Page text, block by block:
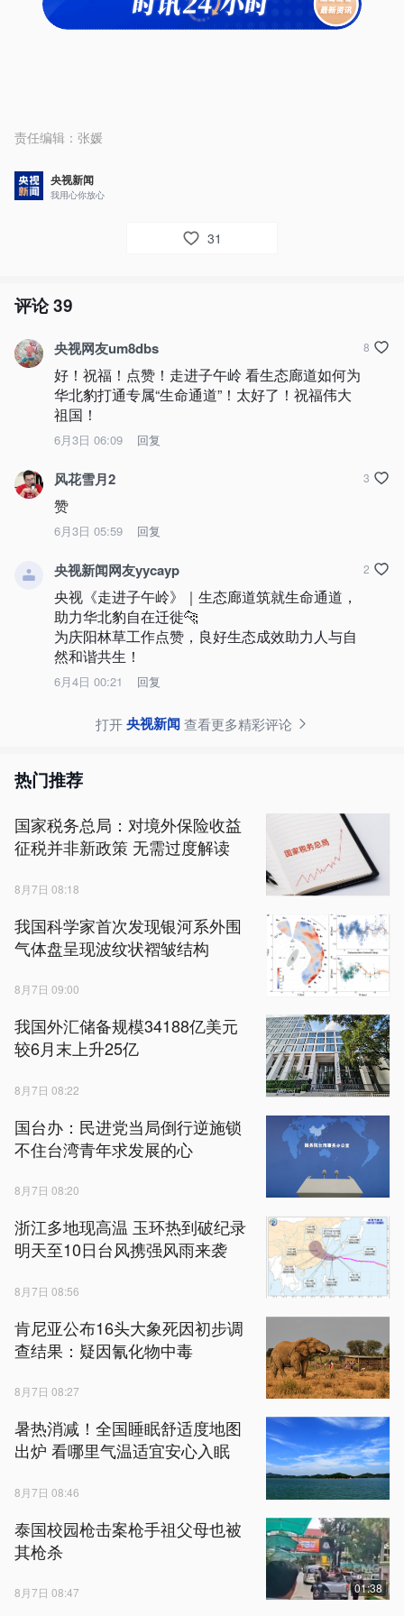
责任编辑： 张媛
央视新闻
我用心你放心
31
评论39
央视网友um8dbs
好！祝福！点赞！走进子午岭 看生态廊道如何为
华北豹打通专属“生命通道”！太好了！祝福伟大
祖国！
6月3日 06:09 回复
8
风花雪月2
赞
6月3日 05:59 回复
3
央视新闻网友yycayp
央视《走进子午岭》｜生态廊道筑就生命通道，
助力华北豹自在迁徙🐆
​为庆阳林草工作点赞，良好生态成效助力人与自
然和谐共生！
6月4日 00:21 回复
2
打开央视新闻查看更多精彩评论
热门推荐
国家税务总局：对境外保险收益
征税并非新政策 无需过度解读
8月7日 08:18
我国科学家首次发现银河系外围
气体盘呈现波纹状褶皱结构
8月7日 09:00
我国外汇储备规模34188亿美元
较6月末上升25亿
8月7日 08:22
国台办：民进党当局倒行逆施锁
不住台湾青年求发展的心
8月7日 08:20
浙江多地现高温 玉环热到破纪录
明天至10日台风携强风雨来袭
8月7日 08:56
肯尼亚公布16头大象死因初步调
查结果：疑因氰化物中毒
8月7日 08:27
暑热消减！全国睡眠舒适度地图
出炉 看哪里气温适宜安心入眠
8月7日 08:46
泰国校园枪击案枪手祖父母也被
其枪杀
8月7日 08:47 01:38